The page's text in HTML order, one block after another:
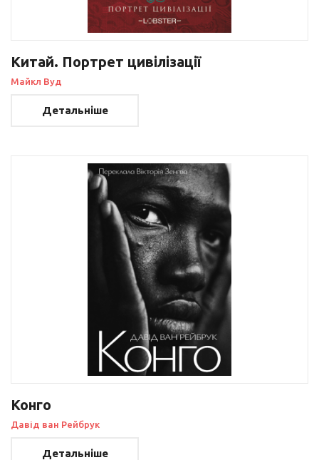
Китай. Портрет цивілізації
Майкл Вуд
Детальніше
Конго
Давід ван Рейбрук
Детальніше